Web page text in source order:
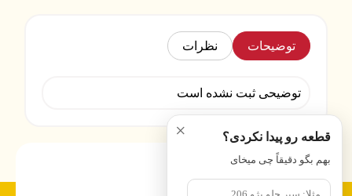
× قطعه رو پیدا نکردی؟
بهم بگو دقیقاً چی میخای
توضیحات نظرات
توضیحی ثبت نشده است